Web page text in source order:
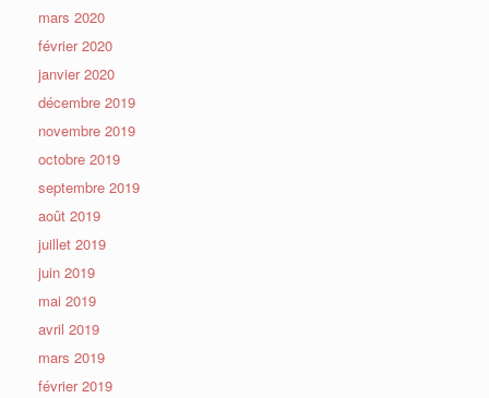
mars 2020
février 2020
janvier 2020
décembre 2019
novembre 2019
octobre 2019
septembre 2019
août 2019
juillet 2019
juin 2019
mai 2019
avril 2019
mars 2019
février 2019